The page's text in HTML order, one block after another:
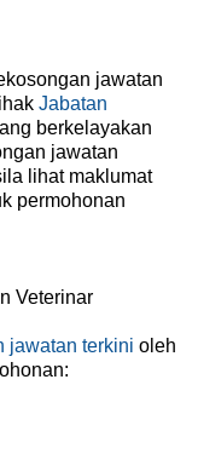
jawatan
Jabatan
berkelayakan
jawatan
lihat maklumat
permohonan
Veterinar
jawatan terkini oleh